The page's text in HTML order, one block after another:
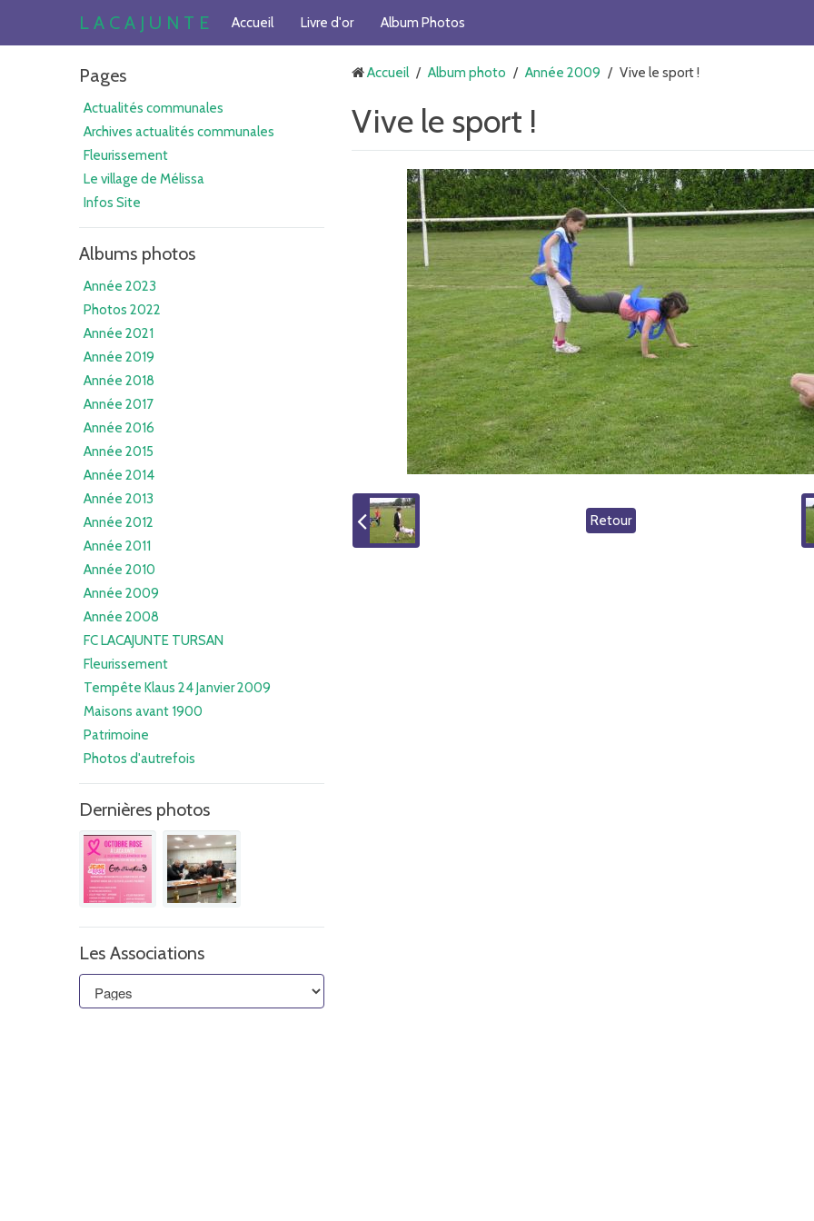
L A C A J U N T E Accueil Livre d'or Album Photos
Pages
Actualités communales
Archives actualités communales
Fleurissement
Le village de Mélissa
Infos Site
Albums photos
Année 2023
Photos 2022
Année 2021
Année 2019
Année 2018
Année 2017
Année 2016
Année 2015
Année 2014
Année 2013
Année 2012
Année 2011
Année 2010
Année 2009
Année 2008
FC LACAJUNTE TURSAN
Fleurissement
Tempête Klaus 24 Janvier 2009
Maisons avant 1900
Patrimoine
Photos d'autrefois
Dernières photos
Les Associations
Accueil / Album photo / Année 2009 / Vive le sport !
Vive le sport !
Retour